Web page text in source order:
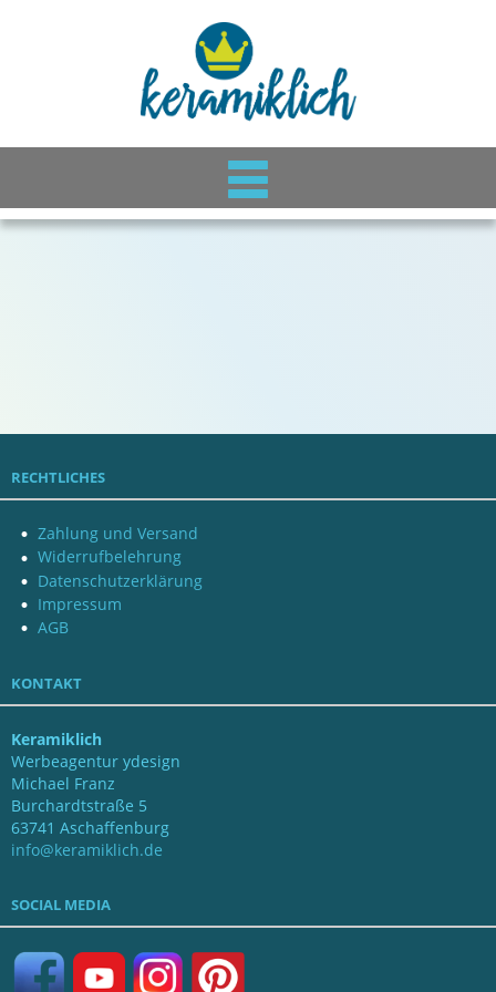
RECHTLICHES
Zahlung und Versand
Widerrufbelehrung
Datenschutzerklärung
Impressum
AGB
KONTAKT
Keramiklich
Werbeagentur ydesign
Michael Franz
Burchardtstraße 5
63741 Aschaffenburg
info@keramiklich.de
SOCIAL MEDIA